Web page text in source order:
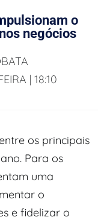
o
negócios
| 18:10
os principais
Para os
uma
o
e fidelizar o